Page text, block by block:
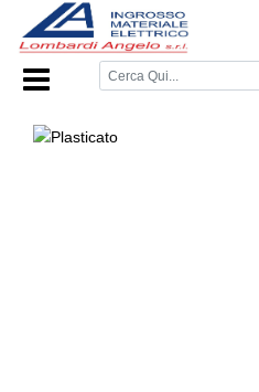
Home Page/DESANTIS////